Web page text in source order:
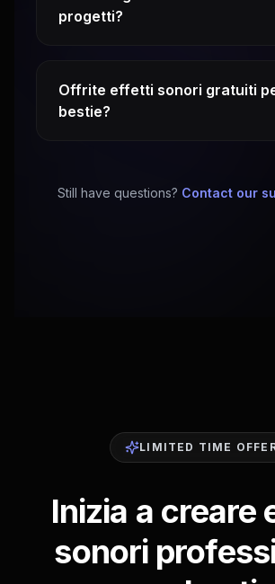
progetti?
Offrite effetti sonori gratuiti
bestie?
Still have questions? Contact our
LIMITED TIME
Inizia a creare
sonori